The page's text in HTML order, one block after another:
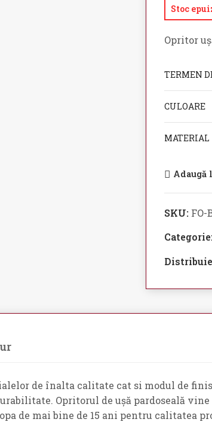
Stoc
Opritor
TERMEN
CULOARE
MATERIAL
Adaugă
SKU: FO-
de înalta calitate cat si modul de
Opritorul de ușă pardoseală
de mai bine de 15 ani pentru calitatea